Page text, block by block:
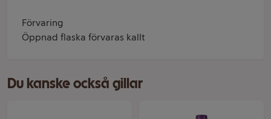
Förvaring
Öppnad flaska förvaras kallt
Du kanske också gillar